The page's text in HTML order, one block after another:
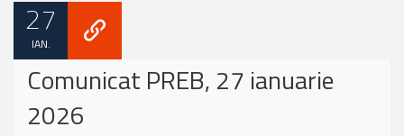
27
IAN.
Comunicat PREB, 27 ianuarie
2026